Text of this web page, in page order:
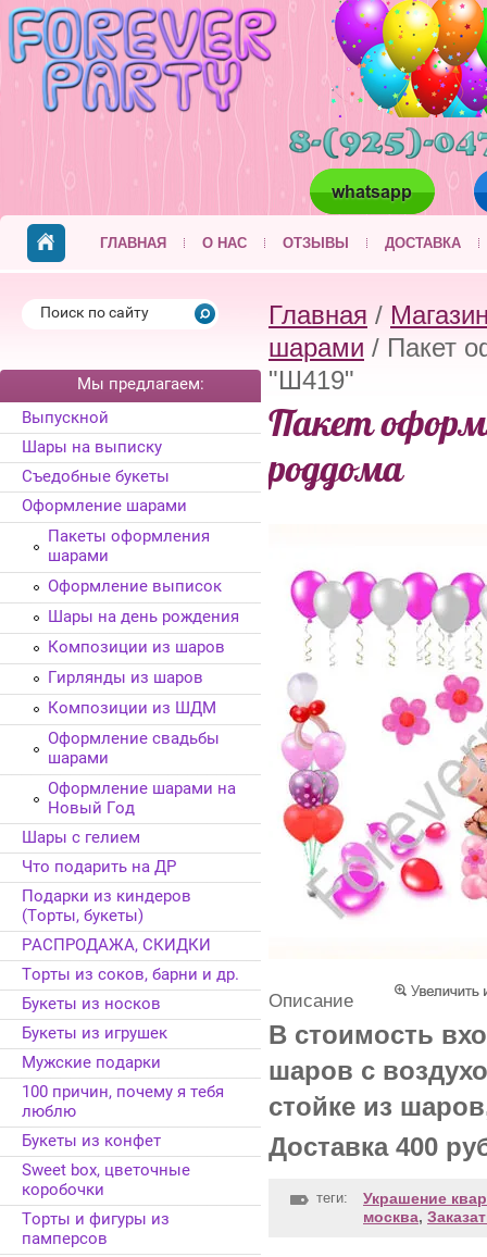
ГЛАВНАЯ О НАС ОТЗЫВЫ ДОСТАВКА
Главная /
шарами / Пакет
"Ш419"
Пакет
роддома
Описание
В стоимость
шаров с
стойке из
Доставка 400
теги:
Украшение
москва,
Мы предлагаем:
Выпускной
Шары на выписку
Съедобные букеты
Оформление шарами
Пакеты оформления
шарами
Оформление выписок
Шары на день рождения
Композиции из шаров
Гирлянды из шаров
Композиции из ШДМ
Оформление свадьбы
шарами
Оформление шарами на
Новый Год
Шары с гелием
Что подарить на ДР
Подарки из киндеров
(Торты, букеты)
РАСПРОДАЖА, СКИДКИ
Торты из соков, барни и др.
Букеты из носков
Букеты из игрушек
Мужские подарки
100 причин, почему я тебя
люблю
Букеты из конфет
Sweet box, цветочные
коробочки
Торты и фигуры из
памперсов